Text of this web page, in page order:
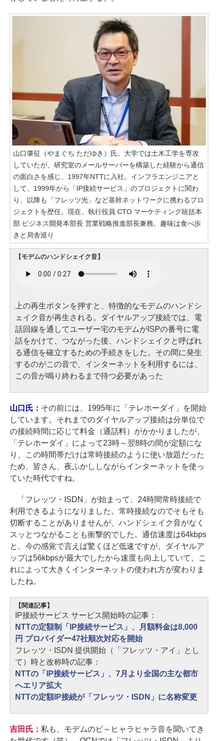
山口肇征（やまぐち ただゆき）氏。大学では土木工学を専攻
していたが、研究室のメールサーバーを構築した経験から通信
の面白さを感じ、1997年NTTに入社。インフラエンジニアと
して、1999年から「IP接続サービス」のプロジェクトに関わ
り、以降も「フレッツ光」など基幹ネットワークに携わるプロ
ジェクトを歴任。現在、執行役員 CTO マーケティング統括本
部 ビジネス開発本部長 営業戦略推進部長兼務。趣味は食べ歩
きと局舎巡り
【モデムのハンドシェイク音】
上の再生ボタンを押すと、特徴的なモデムのハンドシ
ェイク音が再生される。ダイヤルアップ接続では、電
話回線を通してユーザー宅のモデムがISPの番号に電
話をかけて、つながった後、ハンドシェイクと呼ばれ
る通信を確立するための手続きをした。その間に発生
するのがこの音で、インターネットを利用するには、
この音が鳴り終わるまで待つ必要があった
山口氏： その前には、1995年に「テレホーダイ」を開始
しています。それまでのダイヤルアップ接続は分単位で
の接続時間に応じて料金（通話料）がかかりましたが、
「テレホーダイ」によって23時～翌8時の間が定額にな
り、この時間帯だけは常時接続のように使い放題だった
ため、皆さん、夜ふかししながらインターネットを使っ
ていた時代ですね。
「フレッツ・ISDN」が始まって、24時間常時接続で
利用できるようになりました。常時接続なのでそもそも
切断することがありませんが、ハンドシェイク音がなく
スッとつながることも衝撃的でした。通信速度は64kbps
と、今の感覚で言えば驚くほど低速ですが、ダイヤルア
ップは56kbpsが最大でしたから速度も向上していて、こ
れによって大きくインターネットの使われ方が変わりま
したね。
【関連記事】
IP接続サービス サービス開始時の記事：
NTTの定額制「IP接続サービス」、月額料金は8,000
円 プロバイダー47社順次対応を開始
フレッツ・ISDN 提供開始（「フレッツ・アイ」とし
て）時と改称時の記事：
NTTの「IP接続サービス」、7月より全国の主な都市
へエリア拡大
NTTの定額IP接続が「フレッツ・ISDN」に名称変更
吉田氏： 私も、モデムのピ～ヒャラヒャラ音を聞いてき